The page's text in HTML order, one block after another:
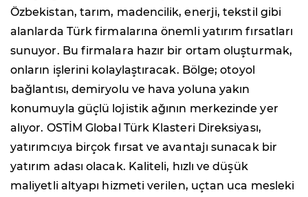
Özbekistan, tarım, madencilik, enerji, tekstil gibi
alanlarda Türk firmalarına önemli yatırım fırsatları
sunuyor. Bu firmalara hazır bir ortam oluşturmak,
onların işlerini kolaylaştıracak. Bölge; otoyol
bağlantısı, demiryolu ve hava yoluna yakın
konumuyla güçlü lojistik ağının merkezinde yer
alıyor. OSTİM Global Türk Klasteri Direksiyası,
yatırımcıya birçok fırsat ve avantajı sunacak bir
yatırım adası olacak. Kaliteli, hızlı ve düşük
maliyetli altyapı hizmeti verilen, uçtan uca mesleki